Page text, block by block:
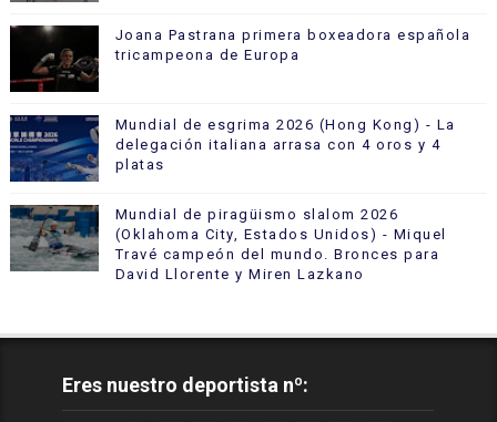
Joana Pastrana primera boxeadora española
tricampeona de Europa
Mundial de esgrima 2026 (Hong Kong) - La
delegación italiana arrasa con 4 oros y 4
platas
Mundial de piragüismo slalom 2026
(Oklahoma City, Estados Unidos) - Miquel
Travé campeón del mundo. Bronces para
David Llorente y Miren Lazkano
Eres nuestro deportista nº: